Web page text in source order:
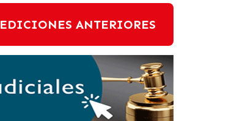
EDICIONES ANTERIORES